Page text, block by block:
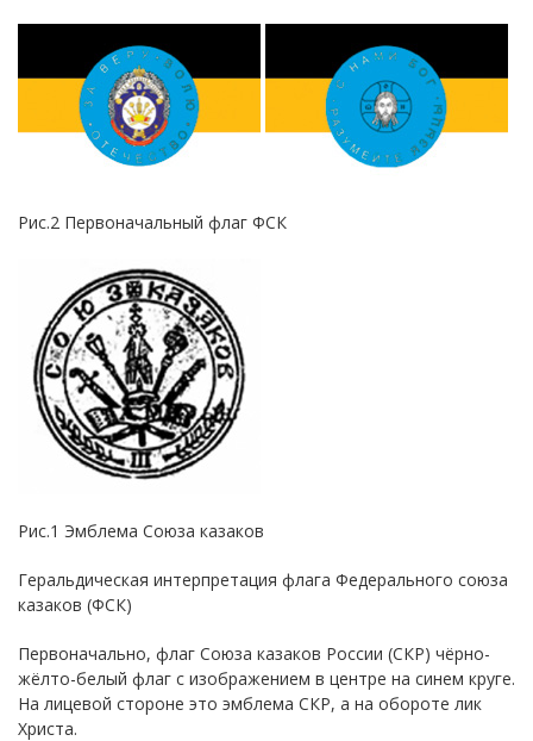
Рис.2 Первоначальный флаг ФСК
Рис.1 Эмблема Союза казаков
Геральдическая интерпретация флага Федерального союза
казаков (ФСК)
Первоначально, флаг Союза казаков России (СКР) чёрно-
жёлто-белый флаг с изображением в центре на синем круге.
На лицевой стороне это эмблема СКР, а на обороте лик
Христа.